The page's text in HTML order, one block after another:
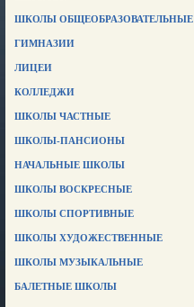
ШКОЛЫ ОБЩЕОБРАЗОВАТЕЛЬНЫЕ
ГИМНАЗИИ
ЛИЦЕИ
КОЛЛЕДЖИ
ШКОЛЫ ЧАСТНЫЕ
ШКОЛЫ-ПАНСИОНЫ
НАЧАЛЬНЫЕ ШКОЛЫ
ШКОЛЫ ВОСКРЕСНЫЕ
ШКОЛЫ СПОРТИВНЫЕ
ШКОЛЫ ХУДОЖЕСТВЕННЫЕ
ШКОЛЫ МУЗЫКАЛЬНЫЕ
БАЛЕТНЫЕ ШКОЛЫ